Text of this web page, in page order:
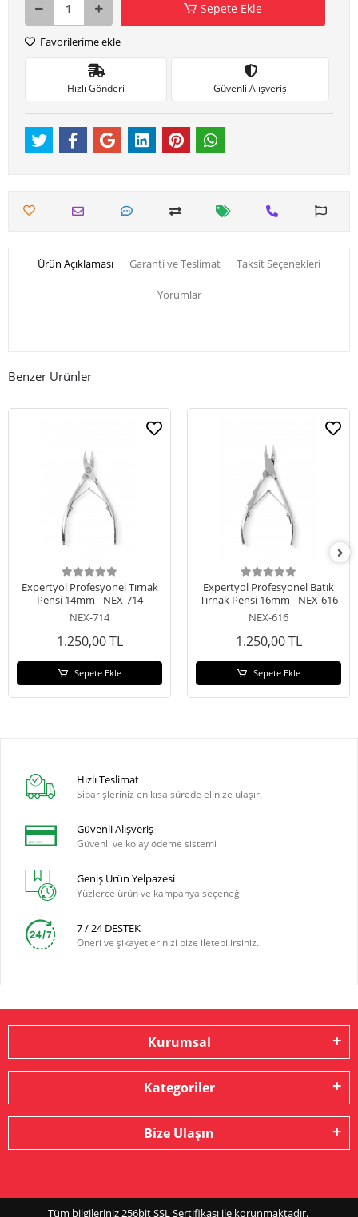
Sepete Ekle
Favorilerime ekle
Hızlı Gönderi Güvenli Alışveriş
Ürün Açıklaması Garanti ve Teslimat Taksit Seçenekleri
Yorumlar
Benzer Ürünler
Expertyol Profesyonel Tırnak
Pensi 14mm - NEX-714
NEX-714
1.250,00 TL
Sepete Ekle
Expertyol Profesyonel Batık
Tırnak Pensi 16mm - NEX-616
NEX-616
1.250,00 TL
Sepete Ekle
Hızlı Teslimat
Siparişleriniz en kısa sürede elinize ulaşır.
Güvenli Alışveriş
Güvenli ve kolay ödeme sistemi
Geniş Ürün Yelpazesi
Yüzlerce ürün ve kampanya seçeneği
7 / 24 DESTEK
Öneri ve şikayetlerinizi bize iletebilirsiniz.
Kurumsal
Kategoriler
Bize Ulaşın
Tüm bilgileriniz 256bit SSL Sertifikası ile korunmaktadır.